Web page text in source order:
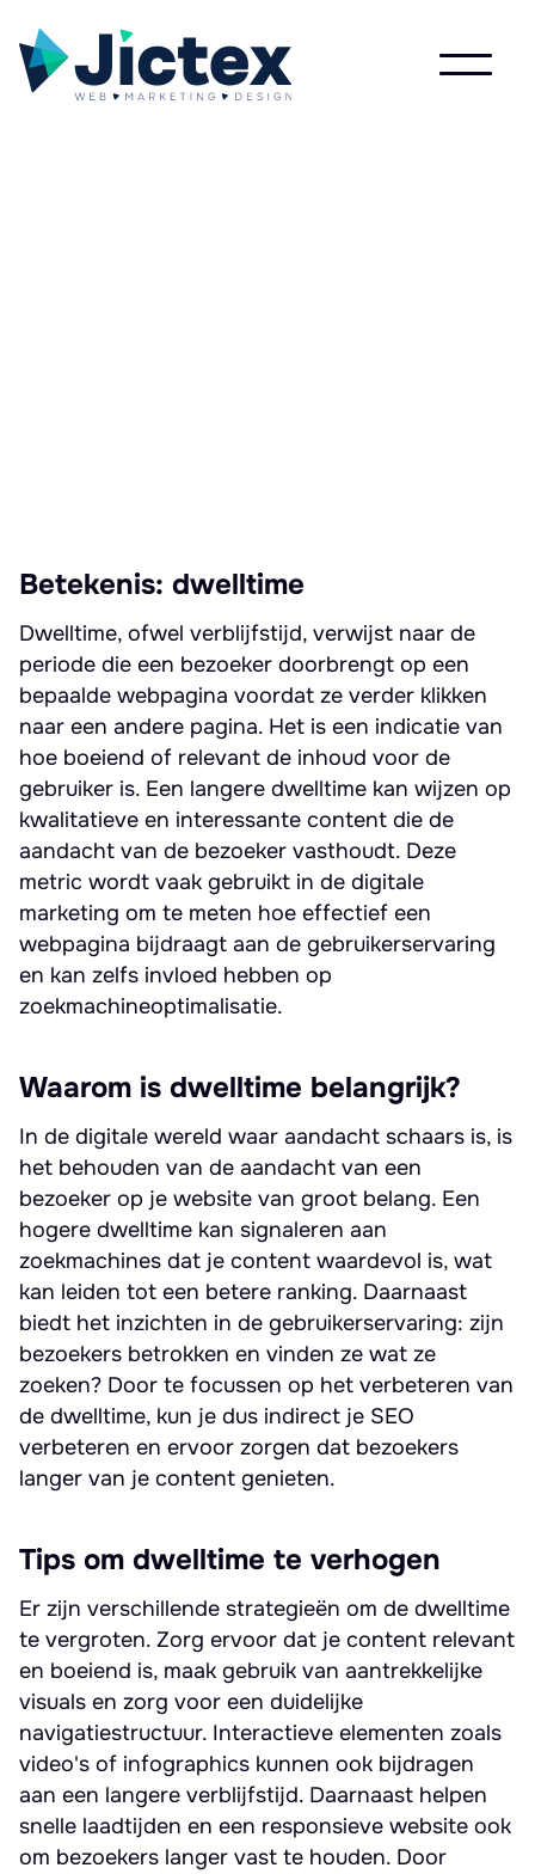
Betekenis: dwelltime
Dwelltime, ofwel verblijfstijd, verwijst naar de
periode die een bezoeker doorbrengt op een
bepaalde webpagina voordat ze verder klikken
naar een andere pagina. Het is een indicatie van
hoe boeiend of relevant de inhoud voor de
gebruiker is. Een langere dwelltime kan wijzen op
kwalitatieve en interessante content die de
aandacht van de bezoeker vasthoudt. Deze
metric wordt vaak gebruikt in de digitale
marketing om te meten hoe effectief een
webpagina bijdraagt aan de gebruikerservaring
en kan zelfs invloed hebben op
zoekmachineoptimalisatie.
Waarom is dwelltime belangrijk?
In de digitale wereld waar aandacht schaars is, is
het behouden van de aandacht van een
bezoeker op je website van groot belang. Een
hogere dwelltime kan signaleren aan
zoekmachines dat je content waardevol is, wat
kan leiden tot een betere ranking. Daarnaast
biedt het inzichten in de gebruikerservaring: zijn
bezoekers betrokken en vinden ze wat ze
zoeken? Door te focussen op het verbeteren van
de dwelltime, kun je dus indirect je SEO
verbeteren en ervoor zorgen dat bezoekers
langer van je content genieten.
Tips om dwelltime te verhogen
Er zijn verschillende strategieën om de dwelltime
te vergroten. Zorg ervoor dat je content relevant
en boeiend is, maak gebruik van aantrekkelijke
visuals en zorg voor een duidelijke
navigatiestructuur. Interactieve elementen zoals
video's of infographics kunnen ook bijdragen
aan een langere verblijfstijd. Daarnaast helpen
snelle laadtijden en een responsieve website ook
om bezoekers langer vast te houden. Door